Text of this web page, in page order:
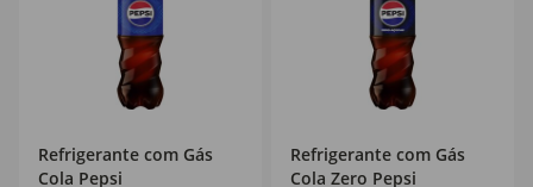
Refrigerante com Gás
Cola Pepsi
Refrigerante com Gás
Cola Zero Pepsi